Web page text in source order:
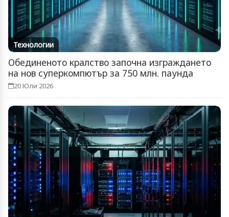
Технологии
Обединеното кралство започна изграждането
на нов суперкомпютър за 750 млн. паунда
20 Юли 2026